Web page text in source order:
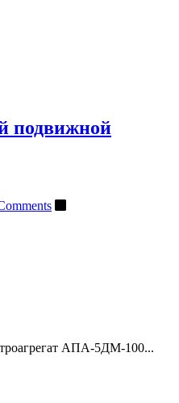
подвижной
АПА-5ДМ-100...